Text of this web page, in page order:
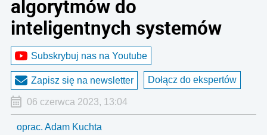
algorytmów do
inteligentnych systemów
Subskrybuj nas na Youtube
Zapisz się na newsletter Dołącz do ekspertów
06 czerwca 2023, 13:04
oprac. Adam Kuchta